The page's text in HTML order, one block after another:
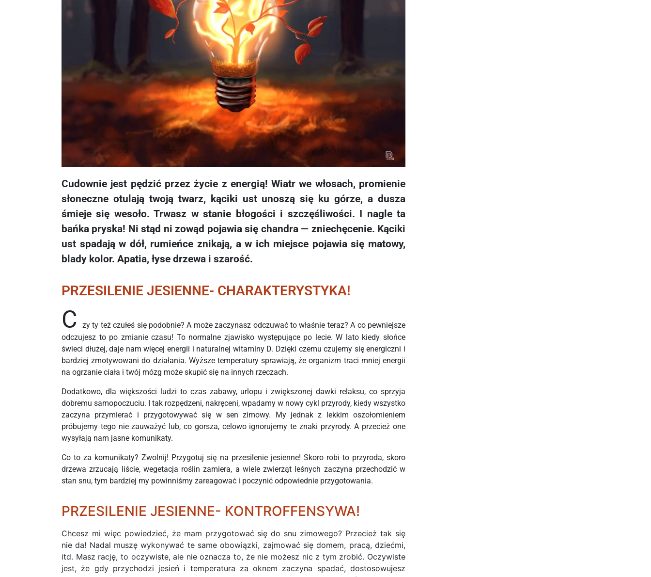
Cudownie jest pędzić przez życie z energią! Wiatr we włosach, promienie
słoneczne otulają twoją twarz, kąciki ust unoszą się ku górze, a dusza
śmieje się wesoło. Trwasz w stanie błogości i szczęśliwości. I nagle ta
bańka pryska! Ni stąd ni zowąd pojawia się chandra — zniechęcenie. Kąciki
ust spadają w dół, rumieńce znikają, a w ich miejsce pojawia się matowy,
blady kolor. Apatia, łyse drzewa i szarość.
PRZESILENIE JESIENNE- CHARAKTERYSTYKA!
C
zy ty też czułeś się podobnie? A może zaczynasz odczuwać to właśnie teraz? A co pewniejsze
odczujesz to po zmianie czasu! To normalne zjawisko występujące po lecie. W lato kiedy słońce
świeci dłużej, daje nam więcej energii i naturalnej witaminy D. Dzięki czemu czujemy się energiczni i
bardziej zmotywowani do działania. Wyższe temperatury sprawiają, że organizm traci mniej energii
na ogrzanie ciała i twój mózg może skupić się na innych rzeczach.
Dodatkowo, dla większości ludzi to czas zabawy, urlopu i zwiększonej dawki relaksu, co sprzyja
dobremu samopoczuciu. I tak rozpędzeni, nakręceni, wpadamy w nowy cykl przyrody, kiedy wszystko
zaczyna przymierać i przygotowywać się w sen zimowy. My jednak z lekkim oszołomieniem
próbujemy tego nie zauważyć lub, co gorsza, celowo ignorujemy te znaki przyrody. A przecież one
wysyłają nam jasne komunikaty.
Co to za komunikaty? Zwolnij! Przygotuj się na przesilenie jesienne! Skoro robi to przyroda, skoro
drzewa zrzucają liście, wegetacja roślin zamiera, a wiele zwierząt leśnych zaczyna przechodzić w
stan snu, tym bardziej my powinniśmy zareagować i poczynić odpowiednie przygotowania.
PRZESILENIE JESIENNE- KONTROFFENSYWA!
Chcesz mi więc powiedzieć, że mam przygotować się do snu zimowego? Przecież tak się
nie da! Nadal muszę wykonywać te same obowiązki, zajmować się domem, pracą, dziećmi,
itd. Masz rację, to oczywiste, ale nie oznacza to, że nie możesz nic z tym zrobić. Oczywiste
jest, że gdy przychodzi jesień i temperatura za oknem zaczyna spadać, dostosowujesz